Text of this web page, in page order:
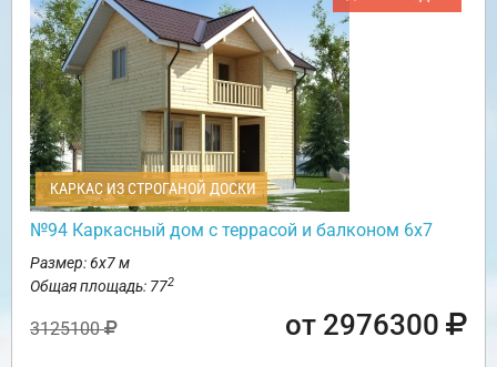
КАРКАС ИЗ СТРОГАНОЙ ДОСКИ
№94 Каркасный дом с террасой и балконом 6х7
Размер: 6х7 м
Общая площадь: 772
3125100 от 2976300